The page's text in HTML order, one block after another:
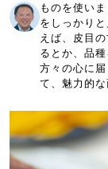
ものを使い
をしっかり
えば、皮目
るとか、品
方々の心に
て、魅力的